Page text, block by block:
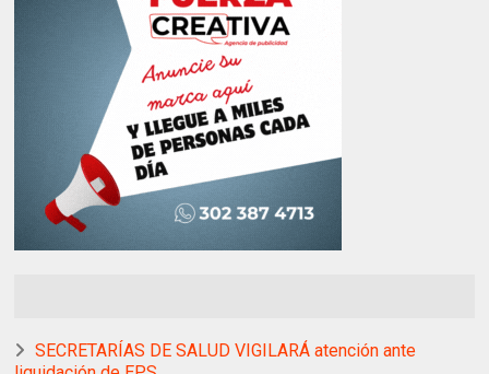
SECRETARÍAS DE SALUD VIGILARÁ atención ante